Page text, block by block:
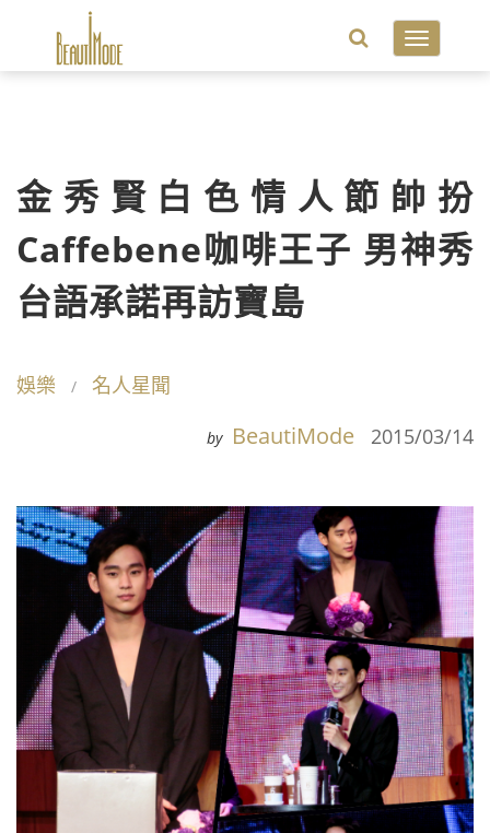
Toggle
金秀賢白色情人節帥扮
Caffebene咖啡王子 男神秀
台語承諾再訪寶島
娛樂 名人星聞
by BeautiMode 2015/03/14